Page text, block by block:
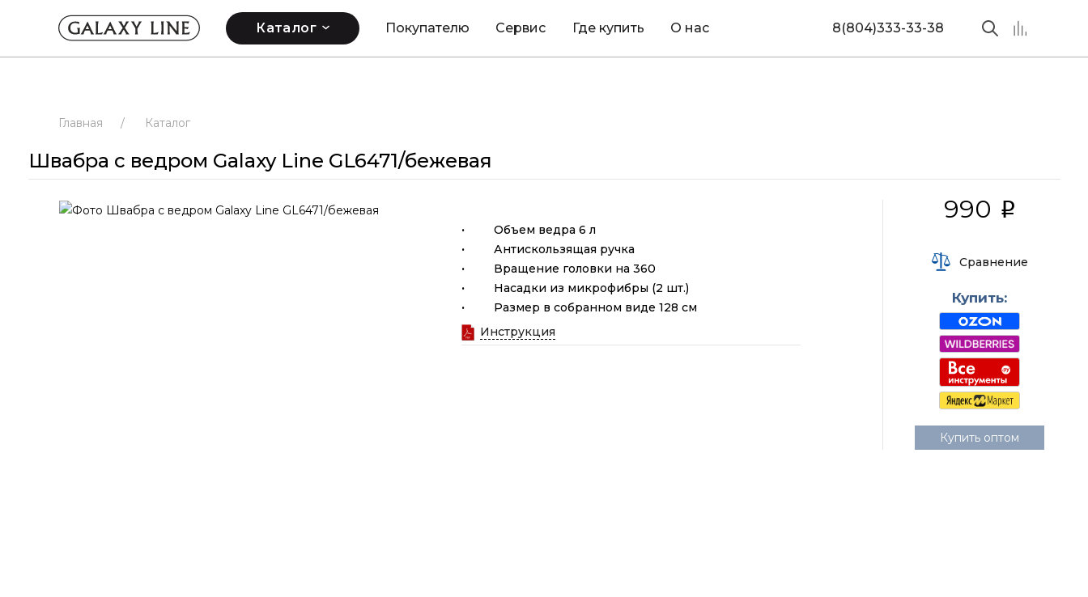
Каталог Покупателю Сервис Где купить О нас 8(804)333-33-38
Главная / Каталог
Швабра с ведром Galaxy Line GL6471/бежевая
990 i
Сравнение
Купить:
Купить оптом
·
Объем ведра 6 л
· Антискользящая ручка
· Вращение головки на 360
· Насадки из микрофибры (2 шт.)
·
Размер в собранном виде 128 см
Инструкция